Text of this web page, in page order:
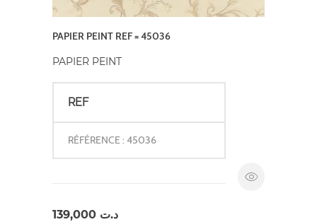
PAPIER PEINT REF = 45036
PAPIER PEINT
REF
RÉFÉRENCE : 45036
د.ت